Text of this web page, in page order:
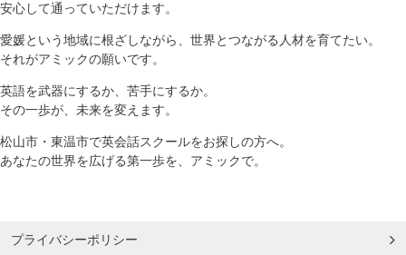
安心して通っていただけます。
愛媛という地域に根ざしながら、世界とつながる人材を育てたい。
それがアミックの願いです。
英語を武器にするか、苦手にするか。
その一歩が、未来を変えます。
松山市・東温市で英会話スクールをお探しの方へ。
あなたの世界を広げる第一歩を、アミックで。
プライバシーポリシー